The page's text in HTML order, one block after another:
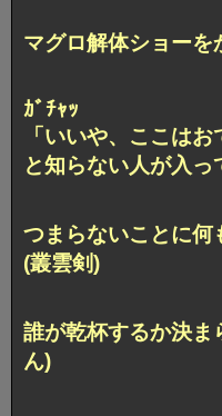
マグロ解体ショー
ｶﾞﾁｬｯ
「いいや、ここはお
と知らない人が入
つまらないことに
(叢雲剣)
誰が乾杯するか決
ん)